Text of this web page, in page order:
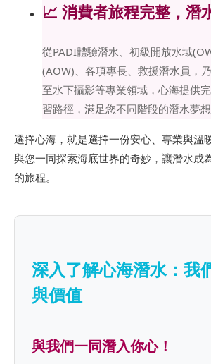
📈 消費者旅程完整，潛
從PADI體驗潛水、初級開放水域
(AOW)、各項專長、救援潛水員，
至水下攝影等專業領域，心海提供
習路徑，滿足您不同階段的潛水夢想
選擇心海，就是選擇一份安心、專業與溫
與您一同探索海底世界的奇妙，讓潛水成
的旅程。
深入了解心海潛水：我
與價值
與我們一同潛入你心！